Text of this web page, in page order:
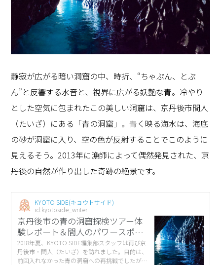
静寂が広がる暗い洞窟の中、時折、“ちゃぷん、とぷ
ん”と反響する水音と、視界に広がる妖艶な青。冷やり
とした空気に包まれたこの美しい洞窟は、京丹後市間人
（たいざ）にある「青の洞窟」。青く映る海水は、海底
の砂が洞窟に入り、空の色が反射することでこのように
見えるそう。2013年に漁師によって偶然発見された、京
丹後の自然が作り出した奇跡の絶景です。
KYOTO SIDE(キョウトサイド)
id:kyotoside_writer
京丹後市の青の洞窟探検ツアー体
験レポート＆間人のパワースポッ
ト
2018年夏、KYOTO SIDE編集部スタッフは再び京
丹後市・間人（たいざ）を訪れました。目的は、
前回入れなかった青の洞窟への再挑戦でしたが、